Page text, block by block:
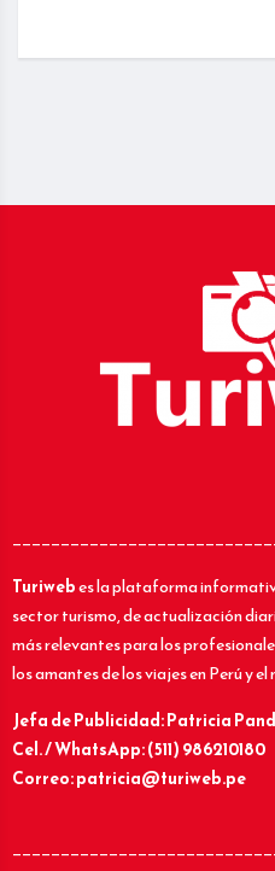
Turiwebes la plataforma
sector turismo, de actualización
más relevantes para los
los amantes de los viajes en Perú y el
Jefa de Publicidad: Patricia
Cel. / WhatsApp: (511) 986210180
Correo: patricia@turiweb.pe